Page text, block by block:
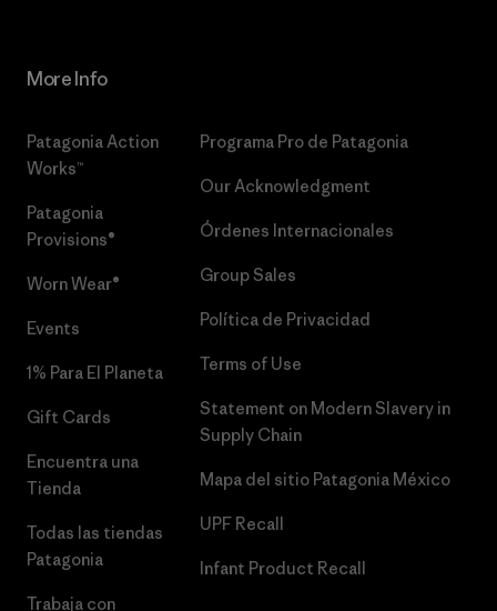
More Info
Patagonia Action
Works™
Patagonia
Provisions®
Worn Wear®
Events
1% Para El Planeta
Gift Cards
Encuentra una
Tienda
Todas las tiendas
Patagonia
Trabaja con
Programa Pro de Patagonia
Our Acknowledgment
Órdenes Internacionales
Group Sales
Política de Privacidad
Terms of Use
Statement on Modern Slavery in
Supply Chain
Mapa del sitio Patagonia México
UPF Recall
Infant Product Recall